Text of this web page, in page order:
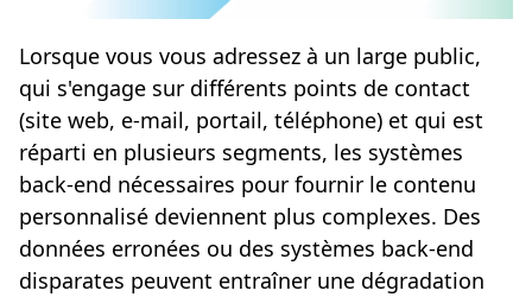
Lorsque vous vous adressez à un large public,
qui s'engage sur différents points de contact
(site web, e-mail, portail, téléphone) et qui est
réparti en plusieurs segments, les systèmes
back-end nécessaires pour fournir le contenu
personnalisé deviennent plus complexes. Des
données erronées ou des systèmes back-end
disparates peuvent entraîner une dégradation